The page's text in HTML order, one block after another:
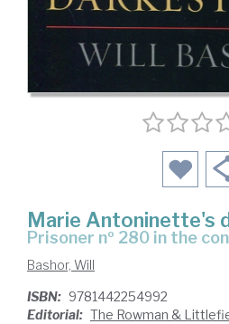
Marie Antoninette's
prisoner nº 280 in the
Bashor, Will
ISBN: 9781442254992
Editorial: The Rowman &